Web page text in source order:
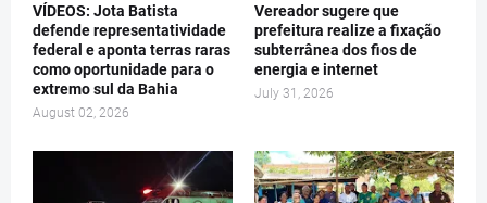
VÍDEOS: Jota Batista
defende representatividade
federal e aponta terras raras
como oportunidade para o
extremo sul da Bahia
August 02, 2026
Vereador sugere que
prefeitura realize a fixação
subterrânea dos fios de
energia e internet
July 31, 2026